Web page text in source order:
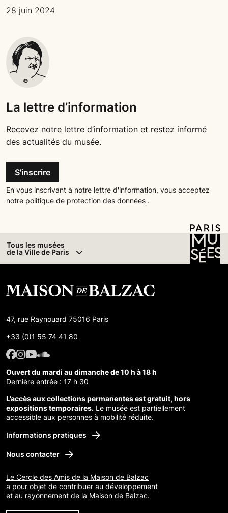
28 juin 2024
La lettre d’information
Recevez notre lettre d’information et restez informé
des actualités du musée.
S'inscrire
En vous inscrivant à notre lettre d'information, vous acceptez
notre politique de protection des données .
Tous les musées
de la Ville de Paris
47, rue Raynouard 75016 Paris
+33 (0)1 55 74 41 80
Facebook : Maison de Balzac
Facebook : Maison de Balzac
Youtube : Maison de Balzac
SoundCloud : Maison de Balzac
Ouvert du mardi au dimanche de 10 h à 18 h
Dernière entrée : 17 h 30
L’accès aux collections permanentes est gratuit, hors
expositions temporaires. Le musée est partiellement
accessible aux personnes à mobilité réduite.
Informations pratiques
Nous contacter
Le Cercle des Amis de la Maison de Balzac
a pour objet de contribuer au développement
et au rayonnement de la Maison de Balzac.